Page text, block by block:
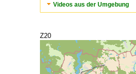
Videos aus der Umgebung
Z20